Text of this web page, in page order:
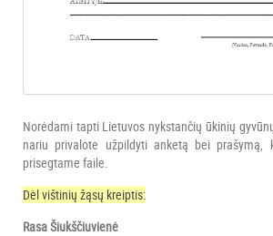
Norėdami tapti Lietuvos nykstančių ūkinių
nariu privalote užpildyti anketą bei prašymą,
prisegtame faile.
Dėl vištinių žąsų kreiptis:
Rasa Šiukščiuvienė